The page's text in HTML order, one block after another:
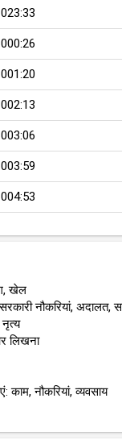
023:33
000:26
001:20
002:13
003:06
003:59
004:53
खेल
नौकरियां, अदालत,
नृत्य
लिखना
नौकरियां, व्यवसाय